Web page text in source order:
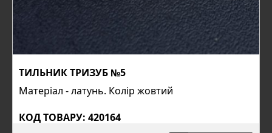
ТИЛЬНИК ТРИЗУБ №5
Матеріал - латунь. Колір жовтий
КОД ТОВАРУ: 420164